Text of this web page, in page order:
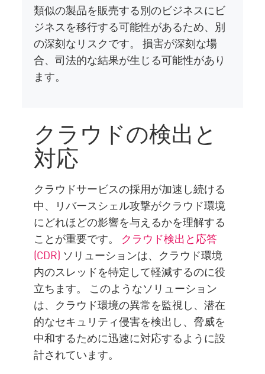
類似の製品を販売する別のビジネスにビ
ジネスを移行する可能性があるため、別
の深刻なリスクです。 損害が深刻な場
合、司法的な結果が生じる可能性があり
ます。
クラウドの検出と
対応
クラウドサービスの採用が加速し続ける
中、リバースシェル攻撃がクラウド環境
にどれほどの影響を与えるかを理解する
ことが重要です。
クラウド検出と応答
(CDR) ソリューションは、クラウド環境
内のスレッドを特定して軽減するのに役
立ちます。 このようなソリューション
は、クラウド環境の異常を監視し、潜在
的なセキュリティ侵害を検出し、脅威を
中和するために迅速に対応するように設
計されています。